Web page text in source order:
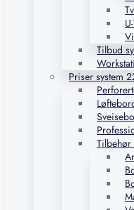
Tilbud
Priser system
Tilbehør